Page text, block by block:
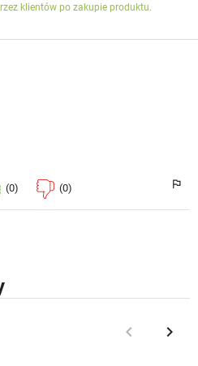
klientów po zakupie produktu.
(0) (0)
Poprzedni
keyboard_arrow_left keyboard_arrow_right